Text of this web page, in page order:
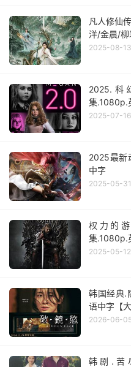
凡人修仙
洋/金晨/柳
2025-08-13
2025.科
集.1080p.
2025-07-16
2025最新
中字
2025-05-31
权力的
集.1080p.
2025-05-12
韩国经典.
语中字【
2026-06-
韩剧.苦